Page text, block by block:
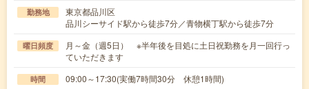
勤務地
東京都品川区
品川シーサイド駅から徒歩7分／青物横丁駅から徒歩7分
曜日頻度
月～金（週5日） ※半年後を目処に土日祝勤務を月一回行っ
ていただきます
時間 09:00～17:30(実働7時間30分 休憩1時間)